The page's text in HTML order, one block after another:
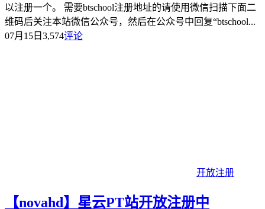
以注册一个。 需要btschool注册地址的请使用微信扫描下面二
维码后关注本站微信公众号，然后在公众号中回复“btschool...
07月15日 3,574评论
开放注册
【novahd】星云PT站开放注册中